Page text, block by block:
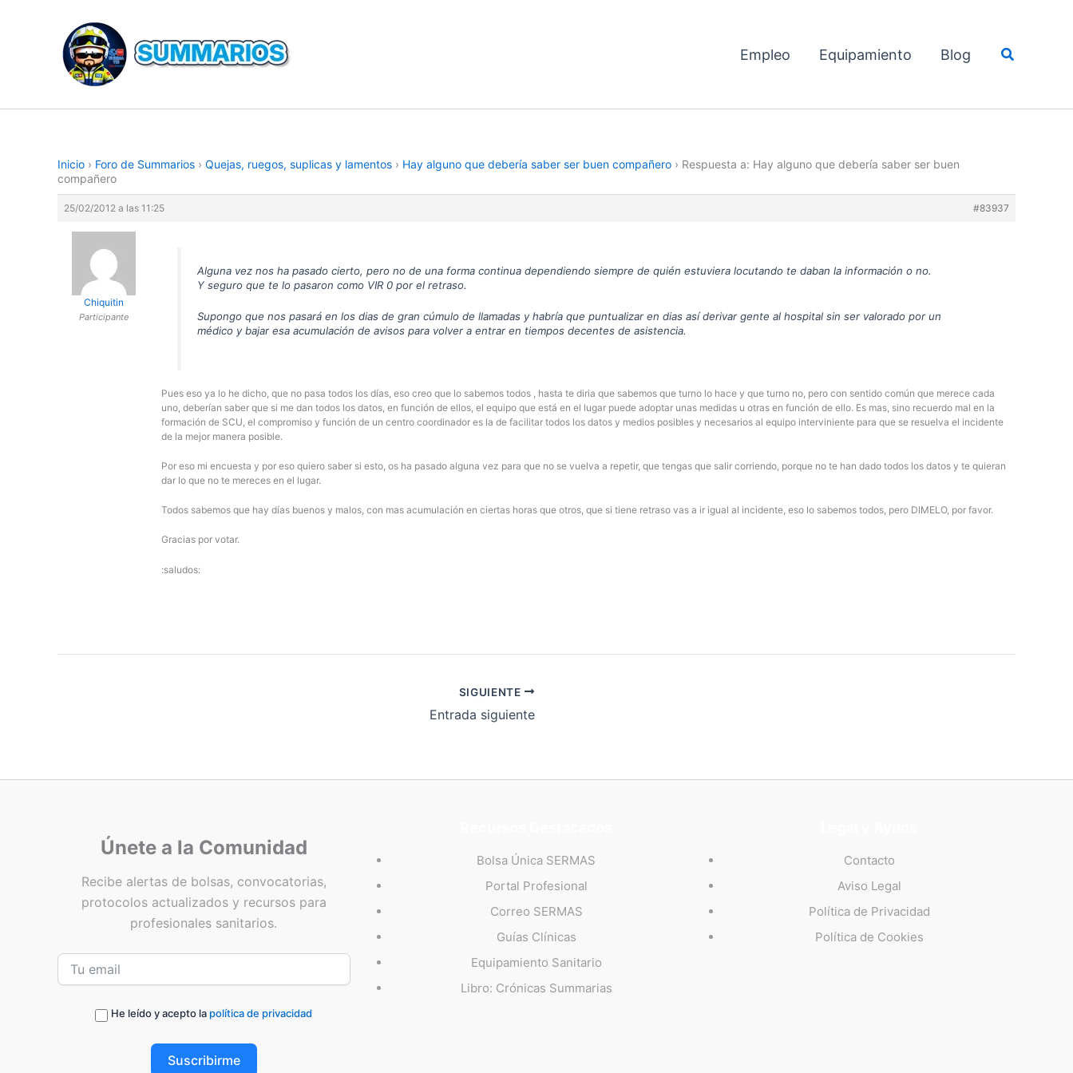
contenido
Empleo Equipamiento Blog Buscar
Inicio › Foro de Summarios › Quejas, ruegos, suplicas y lamentos › Hay alguno que debería saber ser buen compañero › Respuesta a: Hay alguno que debería saber ser buen
compañero
25/02/2012 a las 11:25 #83937
Chiquitin
Participante
Alguna vez nos ha pasado cierto, pero no de una forma continua dependiendo siempre de quién estuviera locutando te daban la información o no.
Y seguro que te lo pasaron como VIR 0 por el retraso.
Supongo que nos pasará en los dias de gran cúmulo de llamadas y habría que puntualizar en dias así derivar gente al hospital sin ser valorado por un
médico y bajar esa acumulación de avisos para volver a entrar en tiempos decentes de asistencia.
Pues eso ya lo he dicho, que no pasa todos los días, eso creo que lo sabemos todos , hasta te diria que sabemos que turno lo hace y que turno no, pero con sentido común que merece cada
uno, deberían saber que si me dan todos los datos, en función de ellos, el equipo que está en el lugar puede adoptar unas medidas u otras en función de ello. Es mas, sino recuerdo mal en la
formación de SCU, el compromiso y función de un centro coordinador es la de facilitar todos los datos y medios posibles y necesarios al equipo interviniente para que se resuelva el incidente
de la mejor manera posible.
Por eso mi encuesta y por eso quiero saber si esto, os ha pasado alguna vez para que no se vuelva a repetir, que tengas que salir corriendo, porque no te han dado todos los datos y te quieran
dar lo que no te mereces en el lugar.
Todos sabemos que hay días buenos y malos, con mas acumulación en ciertas horas que otros, que si tiene retraso vas a ir igual al incidente, eso lo sabemos todos, pero DIMELO, por favor.
Gracias por votar.
:saludos:
SIGUIENTE
Entrada siguiente
Únete a la Comunidad
Recibe alertas de bolsas, convocatorias,
protocolos actualizados y recursos para
profesionales sanitarios.
He leído y acepto la política de privacidad
Suscribirme
Bolsa Única SERMAS
Portal Profesional
Correo SERMAS
Guías Clínicas
Equipamiento Sanitario
Libro: Crónicas Summarias
Contacto
Aviso Legal
Política de Privacidad
Política de Cookies